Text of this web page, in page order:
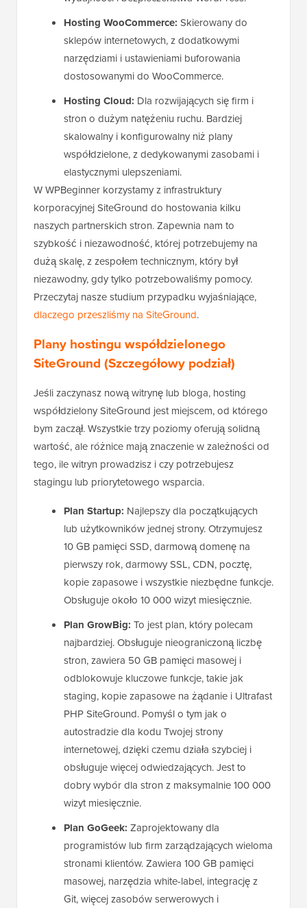
Hosting WooCommerce: Skierowany do
sklepów internetowych, z dodatkowymi
narzędziami i ustawieniami buforowania
dostosowanymi do WooCommerce.
Hosting Cloud: Dla rozwijających się firm i
stron o dużym natężeniu ruchu. Bardziej
skalowalny i konfigurowalny niż plany
współdzielone, z dedykowanymi zasobami i
elastycznymi ulepszeniami.
W WPBeginner korzystamy z infrastruktury
korporacyjnej SiteGround do hostowania kilku
naszych partnerskich stron. Zapewnia nam to
szybkość i niezawodność, której potrzebujemy na
dużą skalę, z zespołem technicznym, który był
niezawodny, gdy tylko potrzebowaliśmy pomocy.
Przeczytaj nasze studium przypadku wyjaśniające,
dlaczego przeszliśmy na SiteGround.
Plany hostingu współdzielonego
SiteGround (Szczegółowy podział)
Jeśli zaczynasz nową witrynę lub bloga, hosting
współdzielony SiteGround jest miejscem, od którego
bym zaczął. Wszystkie trzy poziomy oferują solidną
wartość, ale różnice mają znaczenie w zależności od
tego, ile witryn prowadzisz i czy potrzebujesz
stagingu lub priorytetowego wsparcia.
Plan Startup: Najlepszy dla początkujących
lub użytkowników jednej strony. Otrzymujesz
10 GB pamięci SSD, darmową domenę na
pierwszy rok, darmowy SSL, CDN, pocztę,
kopie zapasowe i wszystkie niezbędne funkcje.
Obsługuje około 10 000 wizyt miesięcznie.
Plan GrowBig: To jest plan, który polecam
najbardziej. Obsługuje nieograniczoną liczbę
stron, zawiera 50 GB pamięci masowej i
odblokowuje kluczowe funkcje, takie jak
staging, kopie zapasowe na żądanie i Ultrafast
PHP SiteGround. Pomyśl o tym jak o
autostradzie dla kodu Twojej strony
internetowej, dzięki czemu działa szybciej i
obsługuje więcej odwiedzających. Jest to
dobry wybór dla stron z maksymalnie 100 000
wizyt miesięcznie.
Plan GoGeek: Zaprojektowany dla
programistów lub firm zarządzających wieloma
stronami klientów. Zawiera 100 GB pamięci
masowej, narzędzia white-label, integrację z
Git, więcej zasobów serwerowych i